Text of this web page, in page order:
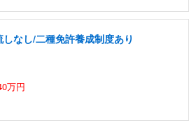
なし/二種免許養成制度あり
万円